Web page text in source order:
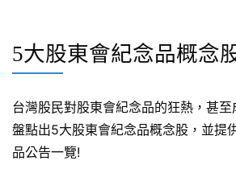
5大股東會紀念品概念
台灣股民對股東會紀念品的狂熱，甚
盤點出5大股東會紀念品概念股，並提
品公告一覽!